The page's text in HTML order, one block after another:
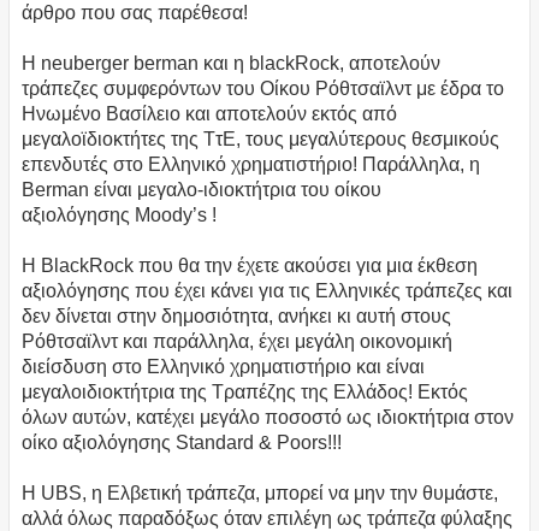
άρθρο που σας παρέθεσα!
Η neuberger berman και η blackRock, αποτελούν
τράπεζες συμφερόντων του Οίκου Ρόθτσαϊλντ με έδρα το
Ηνωμένο Βασίλειο και αποτελούν εκτός από
μεγαλοϊδιοκτήτες της ΤτΕ, τους μεγαλύτερους θεσμικούς
επενδυτές στο Ελληνικό χρηματιστήριο! Παράλληλα, η
Berman είναι μεγαλο-ιδιοκτήτρια του οίκου
αξιολόγησης Moody’s !
Η BlackRock που θα την έχετε ακούσει για μια έκθεση
αξιολόγησης που έχει κάνει για τις Ελληνικές τράπεζες και
δεν δίνεται στην δημοσιότητα, ανήκει κι αυτή στους
Ρόθτσαϊλντ και παράλληλα, έχει μεγάλη οικονομική
διείσδυση στο Ελληνικό χρηματιστήριο και είναι
μεγαλοιδιοκτήτρια της Τραπέζης της Ελλάδος! Εκτός
όλων αυτών, κατέχει μεγάλο ποσοστό ως ιδιοκτήτρια στον
οίκο αξιολόγησης Standard & Poors!!!
H UBS, η Ελβετική τράπεζα, μπορεί να μην την θυμάστε,
αλλά όλως παραδόξως όταν επιλέγη ως τράπεζα φύλαξης